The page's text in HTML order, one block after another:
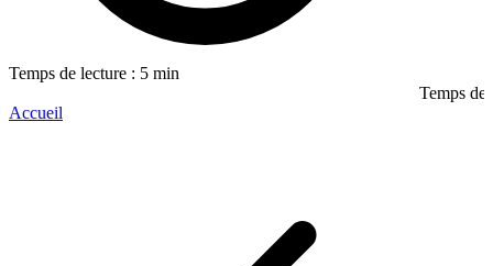
Temps de lecture : 5 min
Temps de
Accueil